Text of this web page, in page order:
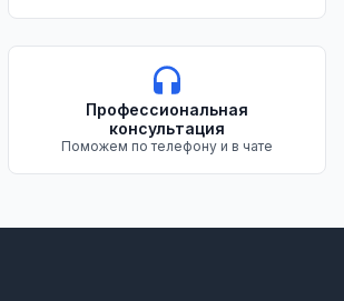
Профессиональная
консультация
Поможем по телефону и в чате